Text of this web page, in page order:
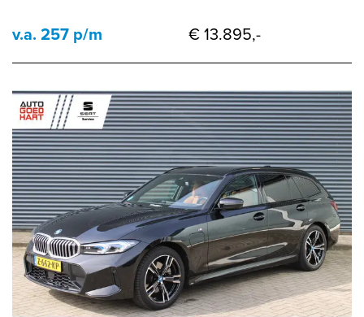
v.a. 257 p/m € 13.895,-